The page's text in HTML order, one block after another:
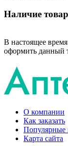
Наличие
В настоящее
оформить данный
О компании
Как заказать
Популярные
Карта сайта